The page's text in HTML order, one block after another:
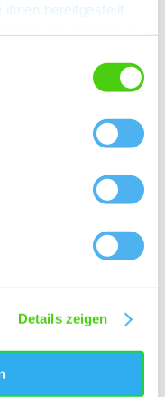
bereitgestellt
Details zeigen